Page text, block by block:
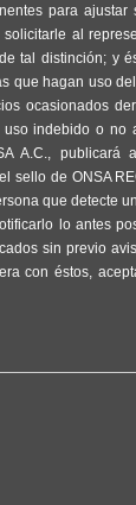
para
al
tal distinción; y
que hagan uso
ocasionados
indebido o no
A.C., publicará
sello de ONSA
que detecte
lo antes
sin previo
con éstos,